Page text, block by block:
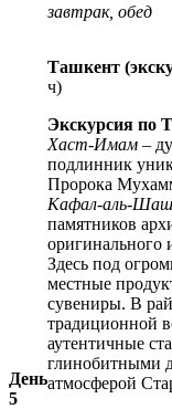
завтрак, обед
День
5
Ташкент
ч)
Экскурсия по
Хаст-Имам –
подлинник
Пророка
Кафал-аль-
памятников
оригинального
Здесь под
местные
сувениры. В
традиционной
аутентичные
глинобитными
атмосферой